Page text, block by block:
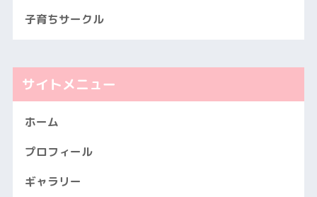
子育ちサークル
サイトメニュー
ホーム
プロフィール
ギャラリー